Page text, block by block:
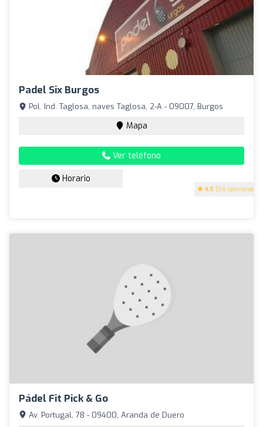
Padel Six Burgos
4.5 (66 opiniones)
Pol. Ind. Taglosa, naves Taglosa, 2-A - 09007, Burgos
Mapa
Ver teléfono
Horario
Pádel Fit Pick & Go
Av. Portugal, 78 - 09400, Aranda de Duero